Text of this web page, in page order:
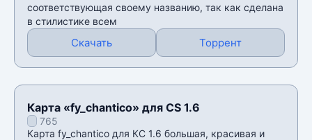
соответствующая своему названию, так как сделана
в стилистике всем
Скачать Торрент
Карта «fy_chantico» для CS 1.6
765
Карта fy_chantico для КС 1.6 большая, красивая и